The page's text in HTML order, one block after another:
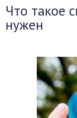
Что такое
нужен